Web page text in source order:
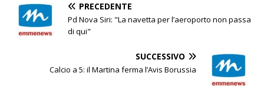
PRECEDENTE
Pd Nova Siri: "La navetta per l’aeroporto non passa
di qui"
SUCCESSIVO
Calcio a 5: il Martina ferma l’Avis Borussia